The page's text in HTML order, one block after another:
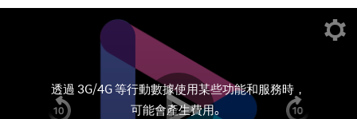
透過 3G/4G 等行動數據使用某些功能和服務時，
可能會產生費用。